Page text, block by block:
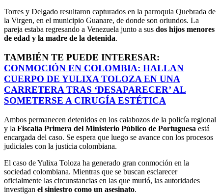
Torres y Delgado resultaron capturados en la parroquia Quebrada de
la Virgen, en el municipio Guanare, de donde son oriundos. La
pareja estaba regresando a Venezuela junto a sus dos hijos menores
de edad y la madre de la detenida.
TAMBIÉN TE PUEDE INTERESAR:
CONMOCIÓN EN COLOMBIA: HALLAN
CUERPO DE YULIXA TOLOZA EN UNA
CARRETERA TRAS ‘DESAPARECER’ AL
SOMETERSE A CIRUGÍA ESTÉTICA
Ambos permanecen detenidos en los calabozos de la policía regional
y la Fiscalía Primera del Ministerio Público de Portuguesa está
encargada del caso. Se espera que luego se avance con los procesos
judiciales con la justicia colombiana.
El caso de Yulixa Toloza ha generado gran conmoción en la
sociedad colombiana. Mientras que se buscan esclarecer
oficialmente las circunstancias en las que murió, las autoridades
investigan el siniestro como un asesinato.